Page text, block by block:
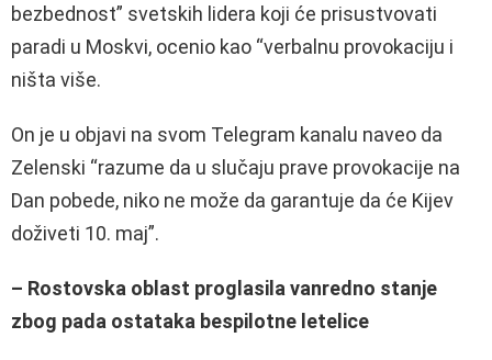
bezbednost” svetskih lidera koji će prisustvovati
paradi u Moskvi, ocenio kao “verbalnu provokaciju i
ništa više.
On je u objavi na svom Telegram kanalu naveo da
Zelenski “razume da u slučaju prave provokacije na
Dan pobede, niko ne može da garantuje da će Kijev
doživeti 10. maj”.
– Rostovska oblast proglasila vanredno stanje
zbog pada ostataka bespilotne letelice